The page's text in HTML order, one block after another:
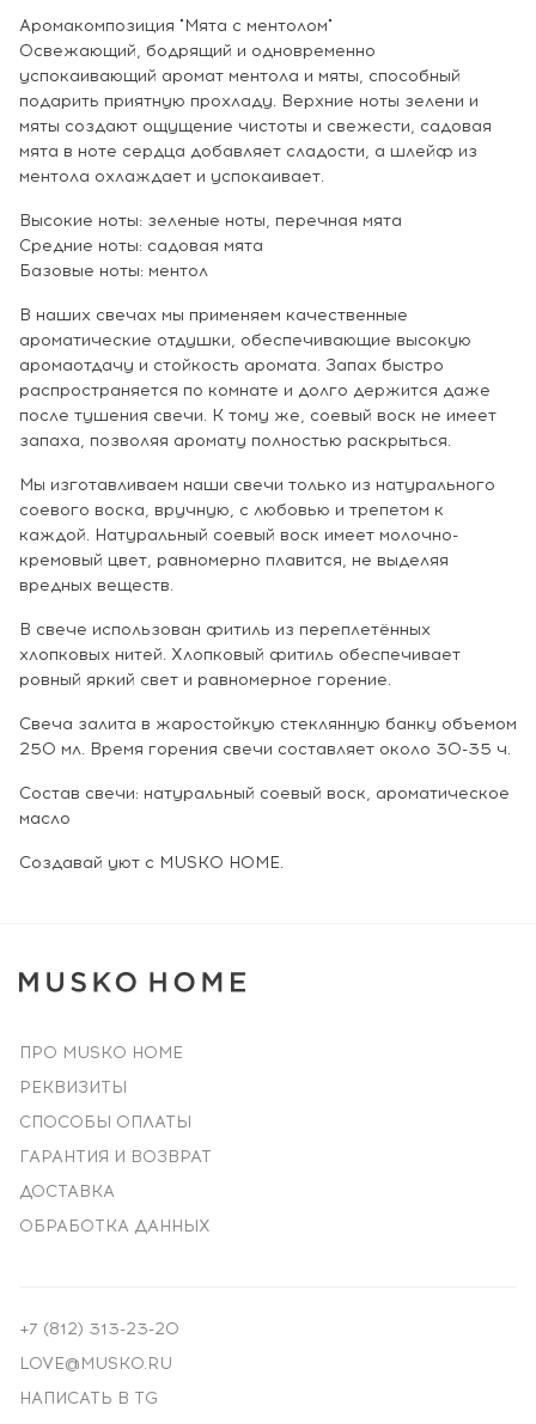
Аромакомпозиция "Мята с ментолом"
Освежающий, бодрящий и одновременно
успокаивающий аромат ментола и мяты, способный
подарить приятную прохладу. Верхние ноты зелени и
мяты создают ощущение чистоты и свежести, садовая
мята в ноте сердца добавляет сладости, а шлейф из
ментола охлаждает и успокаивает.
Высокие ноты: зеленые ноты, перечная мята
Средние ноты: садовая мята
Базовые ноты: ментол
В наших свечах мы применяем качественные
ароматические отдушки, обеспечивающие высокую
аромаотдачу и стойкость аромата. Запах быстро
распространяется по комнате и долго держится даже
после тушения свечи. К тому же, соевый воск не имеет
запаха, позволяя аромату полностью раскрыться.
Мы изготавливаем наши свечи только из натурального
соевого воска, вручную, с любовью и трепетом к
каждой. Натуральный соевый воск имеет молочно-
кремовый цвет, равномерно плавится, не выделяя
вредных веществ.
В свече использован фитиль из переплетённых
хлопковых нитей. Хлопковый фитиль обеспечивает
ровный яркий свет и равномерное горение.
Свеча залита в жаростойкую стеклянную банку объемом
250 мл. Время горения свечи составляет около 30-35 ч.
Состав свечи: натуральный соевый воск, ароматическое
масло
Создавай уют с MUSKO HOME.
ПРО MUSKO HOME
РЕКВИЗИТЫ
СПОСОБЫ ОПЛАТЫ
ГАРАНТИЯ И ВОЗВРАТ
ДОСТАВКА
ОБРАБОТКА ДАННЫХ
+7 (812) 313-23-20
LOVE@MUSKO.RU
НАПИСАТЬ В TG